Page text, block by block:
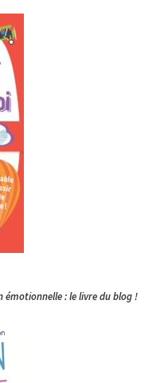
émotionnelle : le livre du blog !